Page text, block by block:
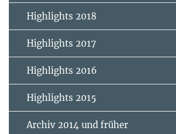
Highlights 2018
Highlights 2017
Highlights 2016
Highlights 2015
Archiv 2014 und früher